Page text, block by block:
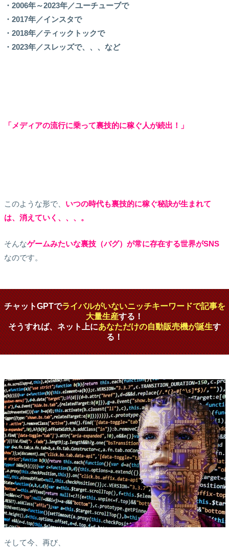
・2006年～2023年／ユーチューブで
・2017年／インスタで
・2018年／ティックトックで
・2023年／スレッズで、、、など
「メディアの流行に乗って裏技的に稼ぐ人が続出！」
このような形で、 いつの時代も裏技的に稼ぐ秘訣が生まれて
は、消えていく、、、。
そんなゲームみたいな裏技（バグ）が常に存在する世界がSNS
なのです。
チャットGPTでライバルがいないニッチキーワードで記事を
大量生産する！
そうすれば、ネット上にあなただけの自動販売機が誕生す
る！
そして今、再び、